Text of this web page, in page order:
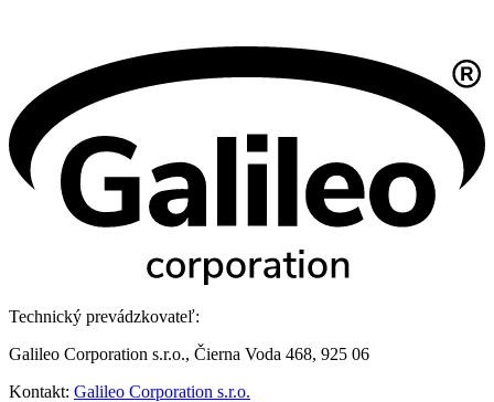
Technický prevádzkovateľ:
Galileo Corporation s.r.o., Čierna Voda 468, 925 06
Kontakt: Galileo Corporation s.r.o.